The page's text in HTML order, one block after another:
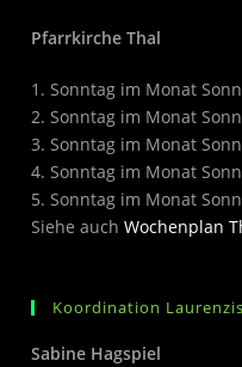
Pfarrkirche Thal
1. Sonntag im Monat
2. Sonntag im Monat
3. Sonntag im Monat
4. Sonntag im Monat
5. Sonntag im Monat
Siehe auchWochenplan
Koordination
Sabine Hagspiel